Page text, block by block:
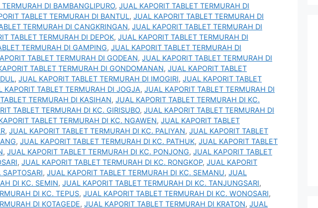
DI BAMBANGLIPURO,JUAL KAPORIT TABLET TERMURAH DI
TABLET TERMURAH DI BANTUL, JUAL KAPORIT TABLET TERMURAH DI
TERMURAH DI CANGKRINGAN, JUAL KAPORIT TABLET TERMURAH DI
TABLET TERMURAH DI DEPOK, JUAL KAPORIT TABLET TERMURAH DI
TERMURAH DI GAMPING, JUAL KAPORIT TABLET TERMURAH DI
TABLET TERMURAH DI GODEAN, JUAL KAPORIT TABLET TERMURAH DI
TABLET TERMURAH DI GONDOMANAN, JUAL KAPORIT TABLET
, JUAL KAPORIT TABLET TERMURAH DI IMOGIRI, JUAL KAPORIT TABLET
KAPORIT TABLET TERMURAH DI JOGJA, JUAL KAPORIT TABLET TERMURAH DI
TERMURAH DI KASIHAN, JUAL KAPORIT TABLET TERMURAH DI KC.
TABLET TERMURAH DI KC. GIRISUBO, JUAL KAPORIT TABLET TERMURAH DI
TABLET TERMURAH DI KC. NGAWEN, JUAL KAPORIT TABLET
, JUAL KAPORIT TABLET TERMURAH DI KC. PALIYAN, JUAL KAPORIT TABLET
, JUAL KAPORIT TABLET TERMURAH DI KC. PATHUK, JUAL KAPORIT TABLET
, JUAL KAPORIT TABLET TERMURAH DI KC. PONJONG, JUAL KAPORIT TABLET
, JUAL KAPORIT TABLET TERMURAH DI KC. RONGKOP, JUAL KAPORIT
, JUAL KAPORIT TABLET TERMURAH DI KC. SEMANU, JUAL
DI KC. SEMIN, JUAL KAPORIT TABLET TERMURAH DI KC. TANJUNGSARI,
DI KC. TEPUS, JUAL KAPORIT TABLET TERMURAH DI KC. WONOSARI,
DI KOTAGEDE, JUAL KAPORIT TABLET TERMURAH DI KRATON, JUAL